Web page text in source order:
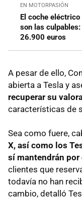
EN MOTORPASIÓN
El coche
son las
26.900 euros
A pesar de ello,
abierta a Tesla y
recuperar su
características de
Sea como fuere,
X, así como los
sí mantendrán
clientes que
todavía no han
cambio, detalló